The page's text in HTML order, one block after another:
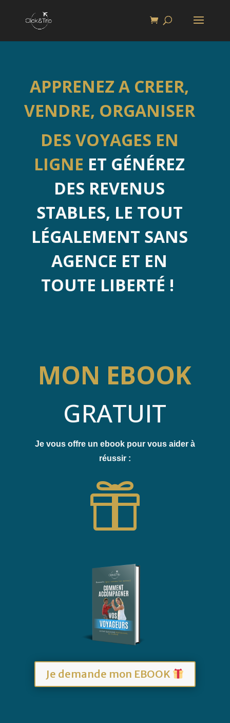
APPRENEZ A CREER,
VENDRE, ORGANISER
DES VOYAGES EN
LIGNE ET GÉNÉREZ
DES REVENUS
STABLES, LE TOUT
LÉGALEMENT SANS
AGENCE ET EN
TOUTE LIBERTÉ !
MON EBOOK
GRATUIT
Je vous offre un ebook pour vous aider à
réussir :

Je demande mon EBOOK